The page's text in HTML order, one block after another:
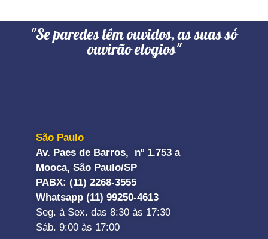
"Se paredes têm ouvidos, as suas só
ouvirão elogios"
São Paulo
Av. Paes de Barros, nº 1.753 a
Mooca, São Paulo/SP
PABX: (11) 2268-3555
Whatsapp (11) 99250-4613
Seg. à Sex. das 8:30 às 17:30
Sáb. 9:00 às 17:00